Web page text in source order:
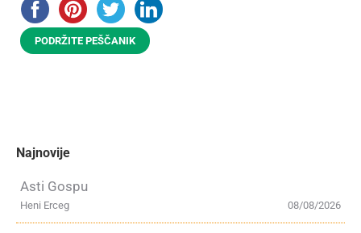
PODRŽITE PEŠČANIK
Najnovije
Asti Gospu
08/08/2026
Heni Erceg